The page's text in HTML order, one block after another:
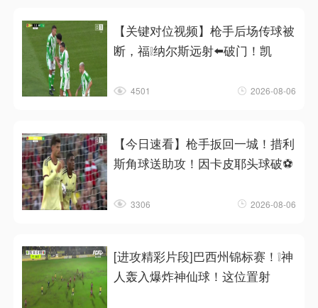
【关键对位视频】枪手后场传球被
断，福❕纳尔斯远射⬅️破门！凯
4501 2026-08-06
【今日速看】枪手扳回一城！措利
斯角球送助攻！因卡皮耶头球破⚽
3306 2026-08-06
[进攻精彩片段]巴西州锦标赛！❕神
人轰入爆炸神仙球！这位置射